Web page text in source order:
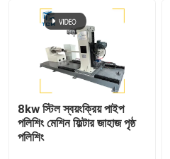
8kw স্টিল স্বয়ংক্রিয় পাইপ
পলিশিং মেশিন ফিল্টার জাহাজ পৃষ্ঠ
পলিশিং